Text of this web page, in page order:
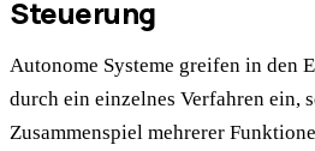
Steuerung
Autonome Systeme greifen in den
durch ein einzelnes Verfahren ein,
Zusammenspiel mehrerer